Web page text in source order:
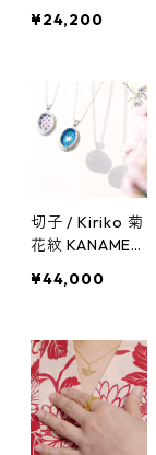
金目 Pendant
nal Japanese d
esign silveracc
essory
¥24,200
切子 / Kiriko 菊
花紋 KANAME
首飾り silver
ditional Japan
ese design
¥44,000